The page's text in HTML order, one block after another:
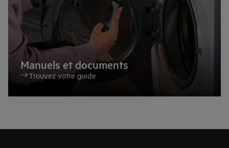
Manuels et documents
Trouvez votre guide